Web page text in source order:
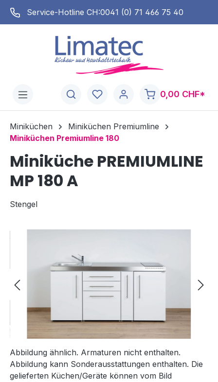
springen
71 466 75 40
0,00 CHF*
Miniküchen
Miniküchen Premiumline
Miniküchen Premiumline 180
Miniküche PREMIUMLINE
MP 180 A
Stengel
Abbildung ähnlich. Armaturen nicht enthalten.
Abbildung kann Sonderausstattungen enthalten. Die
gelieferten Küchen/Geräte können vom Bild